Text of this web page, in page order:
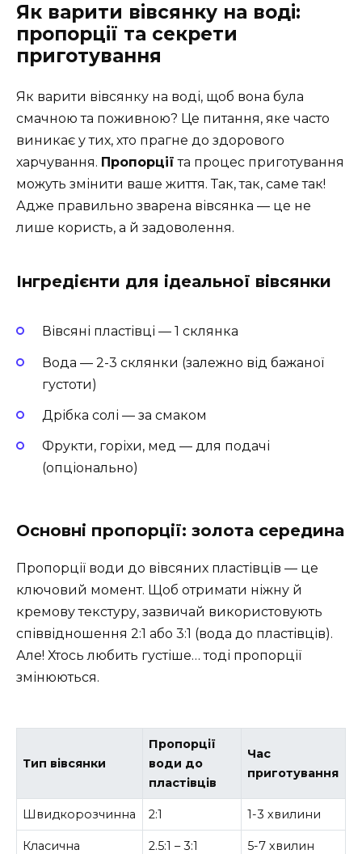
Як варити вівсянку на воді:
пропорції та секрети
приготування
Як варити вівсянку на воді, щоб вона була
смачною та поживною? Це питання, яке часто
виникає у тих, хто прагне до здорового
харчування. Пропорції та процес приготування
можуть змінити ваше життя. Так, так, саме так!
Адже правильно зварена вівсянка — це не
лише користь, а й задоволення.
Інгредієнти для ідеальної вівсянки
Вівсяні пластівці — 1 склянка
Вода — 2-3 склянки (залежно від бажаної
густоти)
Дрібка солі — за смаком
Фрукти, горіхи, мед — для подачі
(опціонально)
Основні пропорції: золота середина
Пропорції води до вівсяних пластівців — це
ключовий момент. Щоб отримати ніжну й
кремову текстуру, зазвичай використовують
співвідношення 2:1 або 3:1 (вода до пластівців).
Але! Хтось любить густіше… тоді пропорції
змінюються.
Тип вівсянки
Пропорції
води до
пластівців
Час
приготування
Швидкорозчинна 2:1 1-3 хвилини
Класична 2.5:1 – 3:1 5-7 хвилин